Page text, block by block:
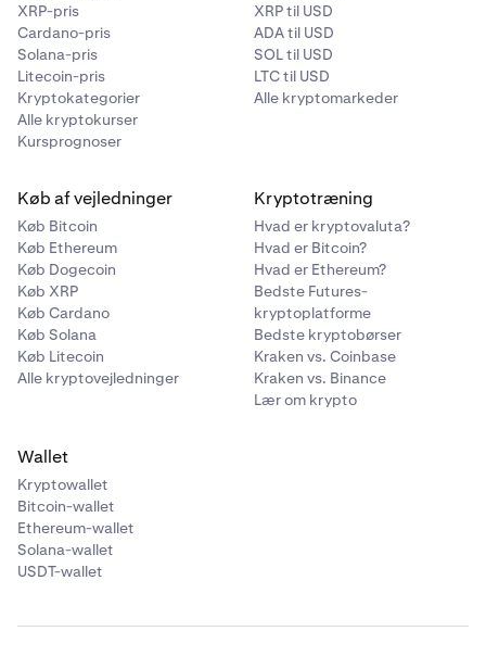
XRP-pris
Cardano-pris
Solana-pris
Litecoin-pris
Kryptokategorier
Alle kryptokurser
Kursprognoser
XRP til USD
ADA til USD
SOL til USD
LTC til USD
Alle kryptomarkeder
Køb af vejledninger
Køb Bitcoin
Køb Ethereum
Køb Dogecoin
Køb XRP
Køb Cardano
Køb Solana
Køb Litecoin
Alle kryptovejledninger
Kryptotræning
Hvad er kryptovaluta?
Hvad er Bitcoin?
Hvad er Ethereum?
Bedste Futures-
kryptoplatforme
Bedste kryptobørser
Kraken vs. Coinbase
Kraken vs. Binance
Lær om krypto
Wallet
Kryptowallet
Bitcoin-wallet
Ethereum-wallet
Solana-wallet
USDT-wallet